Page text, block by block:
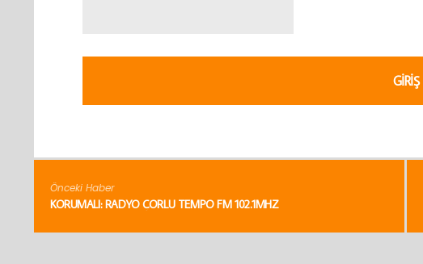
Önceki Haber
KORUMALI: RADYO ÇORLU TEMPO FM 102.1MHZ